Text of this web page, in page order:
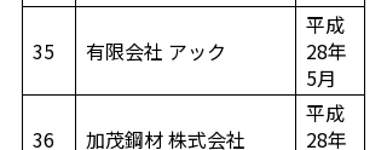
35 有限会社 アック
平成
28年
5月
36 加茂鋼材 株式会社
平成
28年